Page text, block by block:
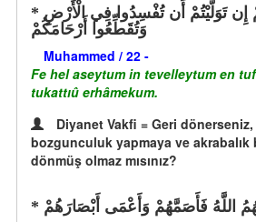
فَهَلْ عَسَيْتُمْ إِن تَوَلَّيْتُمْ أَن تُفْسِدُوا فِي الْأَرْضِ
وَتُقَطِّعُوا أَرْحَامَكُمْ
Muhammed / 22 -
Fe hel aseytum in tevelleytum en
tukattıû erhâmekum.
Diyanet Vakfi = Geri
bozgunculuk yapmaya ve akrabalık
dönmüş olmaz mısınız?
اللَّهُ فَأَصَمَّهُمْ وَأَعْمَى أَبْصَارَهُمْ